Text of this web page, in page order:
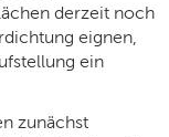
derzeit noch
eignen,
ein
zunächst